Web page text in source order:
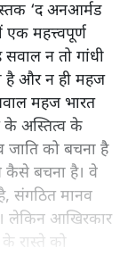
‘द अनआर्मड
महत्त्वपूर्ण
सवाल न तो गांधी
है और न ही महज
महज भारत
के अस्तित्व के
को बचना है
कैसे बचना है। वे
संगठित मानव
लेकिन आखिरकार
रास्ते को